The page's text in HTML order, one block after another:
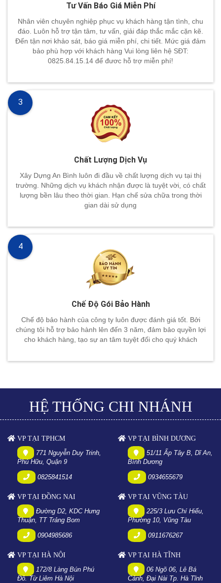
Tư Vấn Báo Giá Miễn Phí
Nhân viên chuyên nghiệp phục vụ khách hàng tận tình, chu
đáo. Luôn hỗ trợ tận tâm, tư vấn, giải đáp thắc mắc cặn kẽ.
Đến tận nơi khảo sát, báo giá miễn phí, chi tiết. Mức giá đảm
bảo phù hợp với khách hàng Vui lòng liên hệ SĐT:
0825.84.15.14 để đươc hỗ trợ miễn phí!
Chất Lượng Dịch Vụ
Xây Dựng An Bình luôn đi đầu về chất lượng dịch vụ tại thị
trường. Những dịch vụ khách nhận được là tuyệt vời, có chất
lượng bền lâu theo thời gian. Hạn chế sửa chữa trong thời
gian dài sử dụng
3
Chế Độ Gói Bảo Hành
Chế độ bảo hành của công ty luôn được đánh giá tốt. Bởi
chúng tôi hỗ trợ bảo hành lên đến 3 năm, đảm bảo quyền lợi
cho khách hàng, tạo sự an tâm tuyệt đối cho quý khách
4
HỆ THỐNG CHI NHÁNH
VP TẠI TPHCM
771 Nguyễn Duy Trinh,
Phú Hữu, Quận 9
0825841514
VP TẠI BÌNH DƯƠNG
51/11 Ấp Tây B, Dĩ An,
Bình Dương
0934655679
VP TẠI ĐỒNG NAI
Đường D2, KDC Hưng
Thuận, TT Trảng Bom
0904985686
VP TẠI VŨNG TÀU
225/3 Lưu Chí Hiếu,
Phường 10, Vũng Tàu
0911676267
VP TẠI HÀ NỘI
172/8 Làng Bún Phú
Đô. Từ Liêm Hà Nội
VP TẠI HÀ TĨNH
06 Ngõ 06, Lê Bá
Cảnh, Đại Nài Tp. Hà Tĩnh